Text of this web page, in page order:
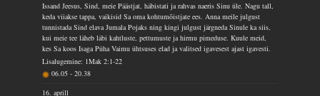
Issand Jeesus, Sind, meie Päästjat, häbistati ja rahvas naeris Sinu üle. Nagu tall,
keda viiakse tappa, vaikisid Sa oma kohtumõistjate ees. Anna meile julgust
tunnistada Sind elava Jumala Pojaks ning kingi julgust järgneda Sinule ka siis,
kui meie tee läheb läbi kahtluste, pettumuste ja hirmu pimeduse. Kuule meid,
kes Sa koos Isaga Püha Vaimu ühtsuses elad ja valitsed igavesest ajast igavesti.
Lisalugemine: 1Mak 2:1-22
06.05-20.38
16. aprill